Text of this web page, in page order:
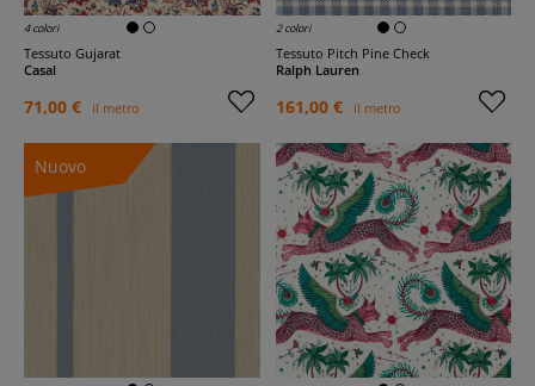
4 colori
Tessuto Gujarat
Casal
71,00 € il metro
2 colori
Tessuto Pitch Pine Check
Ralph Lauren
161,00 € il metro
Nuovo